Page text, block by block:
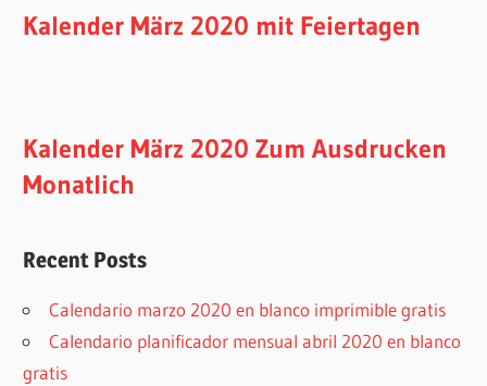
Kalender März 2020 mit Feiertagen
Kalender März 2020 Zum Ausdrucken
Monatlich
Recent Posts
Calendario marzo 2020 en blanco imprimible gratis
Calendario planificador mensual abril 2020 en blanco
gratis